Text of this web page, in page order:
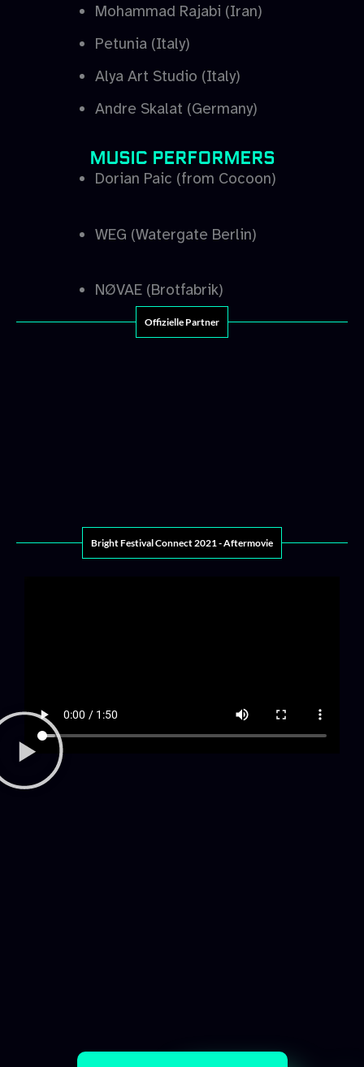
Mohammad Rajabi (Iran)
Petunia (Italy)
Alya Art Studio (Italy)
Andre Skalat (Germany)
MUSIC PERFORMERS
Dorian Paic (from Cocoon)
WEG (Watergate Berlin)
NØVAE (Brotfabrik)
Offizielle Partner
Bright Festival Connect 2021 - Aftermovie